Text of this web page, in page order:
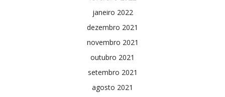
janeiro 2022
dezembro 2021
novembro 2021
outubro 2021
setembro 2021
agosto 2021